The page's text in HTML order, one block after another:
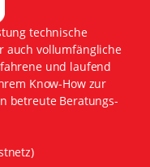
technische
auch vollumfängliche
und laufend
Know-How zur
betreute Beratungs-